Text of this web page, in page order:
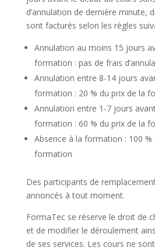
d’annulation de dernière minute,
sont facturés selon les règles
Annulation au moins 15 jours
formation : pas de frais
Annulation entre 8-14 jours
formation : 20 % du prix de la
Annulation entre 1-7 jours
formation : 60 % du prix de la
Absence à la formation : 100 %
formation
Des participants de
annoncés à tout moment.
FormaTec se réserve le droit de
et de modifier le déroulement
de ses services. Les cours ne